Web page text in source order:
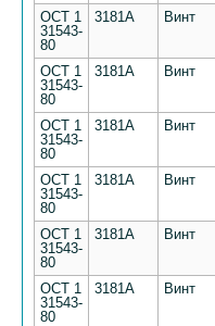
ОСТ 1
31543-
80
3181А Винт
ОСТ 1
31543-
80
3181А Винт
ОСТ 1
31543-
80
3181А Винт
ОСТ 1
31543-
80
3181А Винт
ОСТ 1
31543-
80
3181А Винт
ОСТ 1
31543-
80
3181А Винт